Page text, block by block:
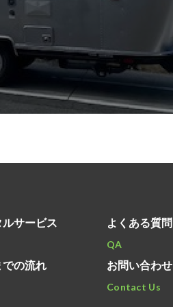
ルサービス
よくある質問
QA
での流れ
お問い合わせ
Contact Us